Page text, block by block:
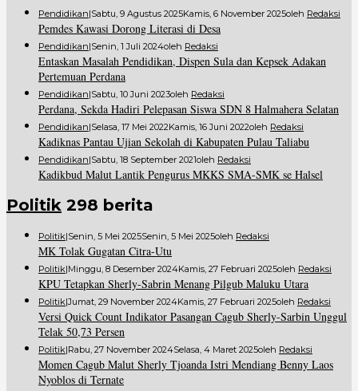
Pendidikan|Sabtu, 9 Agustus 2025Kamis, 6 November 2025Oleh Redaksi
Pemdes Kawasi Dorong Literasi di Desa
Pendidikan|Senin, 1 Juli 2024Oleh Redaksi
Entaskan Masalah Pendidikan, Dispen Sula dan Kepsek Adakan
Pertemuan Perdana
Pendidikan|Sabtu, 10 Juni 2023Oleh Redaksi
Perdana, Sekda Hadiri Pelepasan Siswa SDN 8 Halmahera Selatan
Pendidikan|Selasa, 17 Mei 2022Kamis, 16 Juni 2022Oleh Redaksi
Kadiknas Pantau Ujian Sekolah di Kabupaten Pulau Taliabu
Pendidikan|Sabtu, 18 September 2021Oleh Redaksi
Kadikbud Malut Lantik Pengurus MKKS SMA-SMK se Halsel
Politik 298 berita
Politik|Senin, 5 Mei 2025Senin, 5 Mei 2025Oleh Redaksi
MK Tolak Gugatan Citra-Utu
Politik|Minggu, 8 Desember 2024Kamis, 27 Februari 2025Oleh Redaksi
KPU Tetapkan Sherly-Sabrin Menang Pilgub Maluku Utara
Politik|Jumat, 29 November 2024Kamis, 27 Februari 2025Oleh Redaksi
Versi Quick Count Indikator Pasangan Cagub Sherly-Sarbin Unggul
Telak 50,73 Persen
Politik|Rabu, 27 November 2024Selasa, 4 Maret 2025Oleh Redaksi
Momen Cagub Malut Sherly Tjoanda Istri Mendiang Benny Laos
Nyoblos di Ternate